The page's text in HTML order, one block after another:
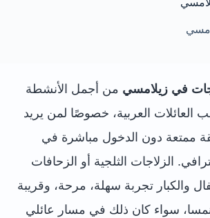
في زيلامسي من أجمل الأنشطة
العائلات العربية، خصوصًا لمن يريد
ممتعة دون الدخول مباشرة في
الزلاجات الثلجية أو الزحافات
والكبار تجربة سهلة، مرحة، وقريبة
سواء كان ذلك في مسار عائلي